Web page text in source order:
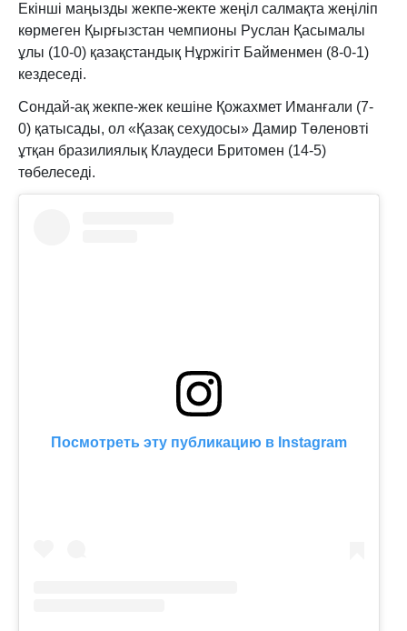
Екінші маңызды жекпе-жекте жеңіл салмақта жеңіліп
көрмеген Қырғызстан чемпионы Руслан Қасымалы
ұлы (10-0) қазақстандық Нұржігіт Байменмен (8-0-1)
кездеседі.
Сондай-ақ жекпе-жек кешіне Қожахмет Иманғали (7-
0) қатысады, ол «Қазақ сехудосы» Дамир Төленовті
ұтқан бразилиялық Клаудеси Бритомен (14-5)
төбелеседі.
Посмотреть эту публикацию в Instagram